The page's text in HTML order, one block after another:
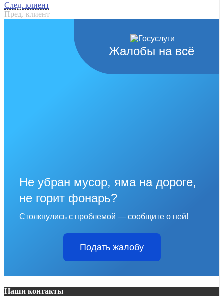
След. клиент
Пред. клиент
Жалобы на всё
Не убран мусор, яма на дороге,
не горит фонарь?
Столкнулись с проблемой — сообщите о ней!
Подать жалобу
Наши контакты